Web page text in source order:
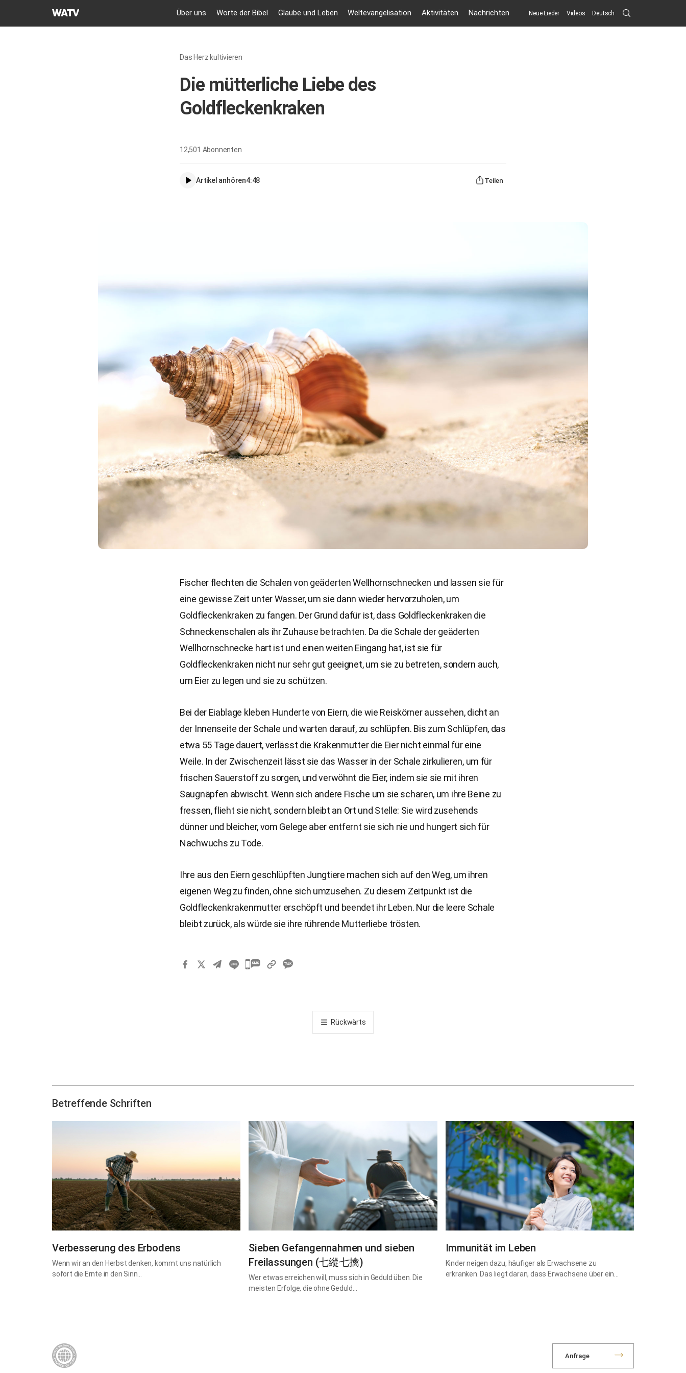
GEMEINDE
Über uns Worte der Bibel Glaube und Leben Weltevangelisation Aktivitäten Nachrichten Neue Lieder Videos Deutsch Search
Submit
Das Herz kultivieren
Die mütterliche Liebe des
Goldfleckenkraken
12,501 Abonnenten
Artikel anhören4:48 Teilen
Fischer flechten die Schalen von geäderten Wellhornschnecken und lassen sie für
eine gewisse Zeit unter Wasser, um sie dann wieder hervorzuholen, um
Goldfleckenkraken zu fangen. Der Grund dafür ist, dass Goldfleckenkraken die
Schneckenschalen als ihr Zuhause betrachten. Da die Schale der geäderten
Wellhornschnecke hart ist und einen weiten Eingang hat, ist sie für
Goldfleckenkraken nicht nur sehr gut geeignet, um sie zu betreten, sondern auch,
um Eier zu legen und sie zu schützen.
Bei der Eiablage kleben Hunderte von Eiern, die wie Reiskörner aussehen, dicht an
der Innenseite der Schale und warten darauf, zu schlüpfen. Bis zum Schlüpfen, das
etwa 55 Tage dauert, verlässt die Krakenmutter die Eier nicht einmal für eine
Weile. In der Zwischenzeit lässt sie das Wasser in der Schale zirkulieren, um für
frischen Sauerstoff zu sorgen, und verwöhnt die Eier, indem sie sie mit ihren
Saugnäpfen abwischt. Wenn sich andere Fische um sie scharen, um ihre Beine zu
fressen, flieht sie nicht, sondern bleibt an Ort und Stelle: Sie wird zusehends
dünner und bleicher, vom Gelege aber entfernt sie sich nie und hungert sich für
Nachwuchs zu Tode.
Ihre aus den Eiern geschlüpften Jungtiere machen sich auf den Weg, um ihren
eigenen Weg zu finden, ohne sich umzusehen. Zu diesem Zeitpunkt ist die
Goldfleckenkrakenmutter erschöpft und beendet ihr Leben. Nur die leere Schale
bleibt zurück, als würde sie ihre rührende Mutterliebe trösten.
카
Rückwärts
Betreffende Schriften
Verbesserung des Erbodens
Wenn wir an den Herbst denken, kommt uns natürlich
sofort die Ernte in den Sinn…
Sieben Gefangennahmen und sieben
Freilassungen (七縱七擒)
Wer etwas erreichen will, muss sich in Geduld üben. Die
meisten Erfolge, die ohne Geduld…
Immunität im Leben
Kinder neigen dazu, häufiger als Erwachsene zu
erkranken. Das liegt daran, dass Erwachsene über ein…
Anfrage